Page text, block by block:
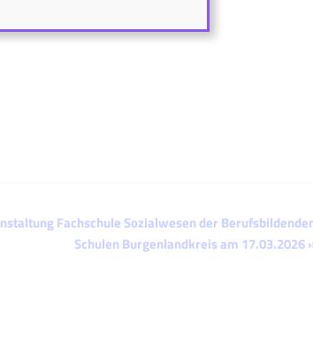
Fachschule Sozialwesen der
Schulen Burgenlandkreis am 17.03.2026